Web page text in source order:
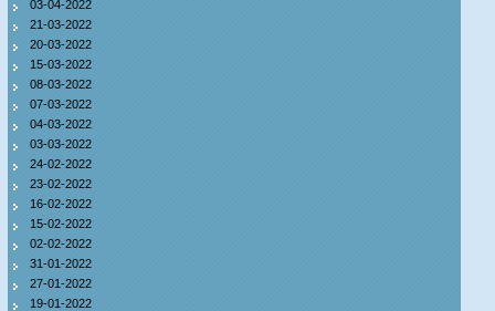
03-04-2022
21-03-2022
20-03-2022
15-03-2022
08-03-2022
07-03-2022
04-03-2022
03-03-2022
24-02-2022
23-02-2022
16-02-2022
15-02-2022
02-02-2022
31-01-2022
27-01-2022
19-01-2022